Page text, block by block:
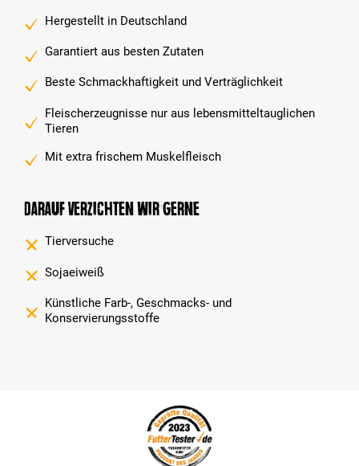
Hergestellt in Deutschland
Garantiert aus besten Zutaten
Beste Schmackhaftigkeit und Verträglichkeit
Fleischerzeugnisse nur aus lebensmitteltauglichen
Tieren
Mit extra frischem Muskelfleisch
Darauf verzichten wir gerne
Tierversuche
Sojaeiweiß
Künstliche Farb-, Geschmacks- und
Konservierungsstoffe